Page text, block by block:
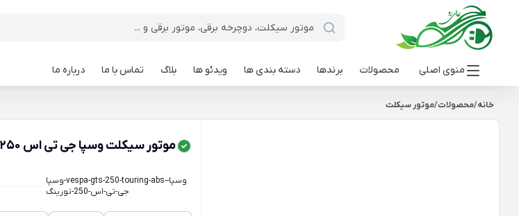
منوی اصلی محصولات برندها دسته بندی ها ویدئو ها بلاگ تماس با ما درباره ما
خانه/محصولات/موتور سیکلت
موتور سیکلت وسپا جی تی اس 250 تورینگ
وسپا-vespa-gts-250-touring-abs-وسپا-
جی-تی-اس-250-تورینگ